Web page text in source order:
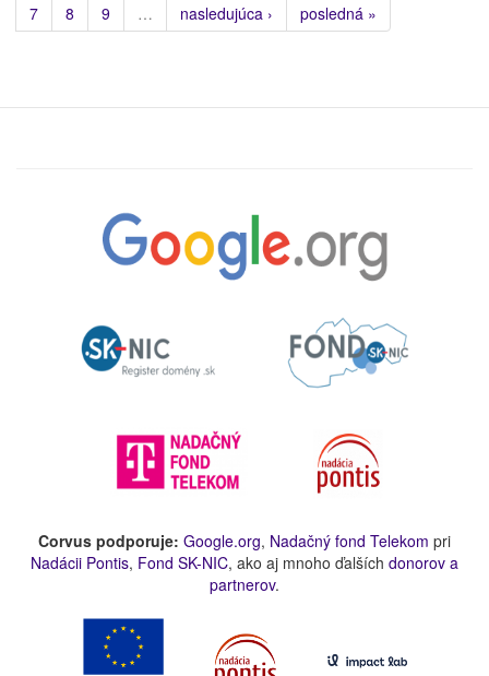
7
8 9 … nasledujúca › posledná »
Corvus podporuje: Google.org, Nadačný fond Telekom pri
Nadácii Pontis, Fond SK-NIC, ako aj mnoho ďalších donorov a
partnerov.